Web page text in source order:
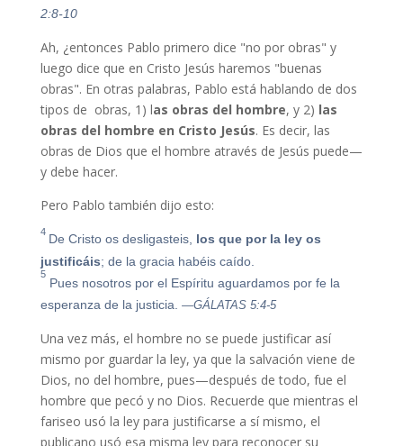
2:8-10
Ah, ¿entonces Pablo primero dice "no por obras" y
luego dice que en Cristo Jesús haremos "buenas
obras". En otras palabras, Pablo está hablando de dos
tipos de obras, 1) las obras del hombre, y 2) las
obras del hombre en Cristo Jesús. Es decir, las
obras de Dios que el hombre através de Jesús puede—
y debe hacer.
Pero Pablo también dijo esto:
4 De Cristo os desligasteis, los que por la ley os
justificáis; de la gracia habéis caído.
5
Pues nosotros por el Espíritu aguardamos por fe la
esperanza de la justicia. —GÁLATAS 5:4-5
Una vez más, el hombre no se puede justificar así
mismo por guardar la ley, ya que la salvación viene de
Dios, no del hombre, pues—después de todo, fue el
hombre que pecó y no Dios. Recuerde que mientras el
fariseo usó la ley para justificarse a sí mismo, el
publicano usó esa misma ley para reconocer su